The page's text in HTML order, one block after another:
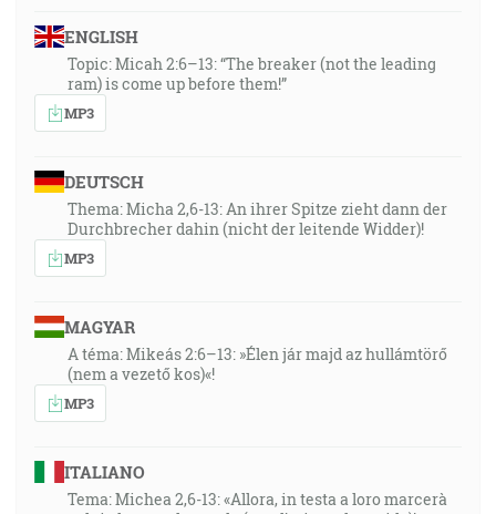
ENGLISH
Topic: Micah 2:6–13: “The breaker (not the leading
ram) is come up before them!”
MP3
DEUTSCH
Thema: Micha 2,6-13: An ihrer Spitze zieht dann der
Durchbrecher dahin (nicht der leitende Widder)!
MP3
MAGYAR
A téma: Mikeás 2:6–13: »Élen jár majd az hullámtörő
(nem a vezető kos)«!
MP3
ITALIANO
Tema: Michea 2,6-13: «Allora, in testa a loro marcerà